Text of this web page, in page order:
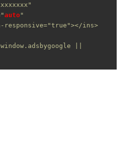
auto"
ins>
||